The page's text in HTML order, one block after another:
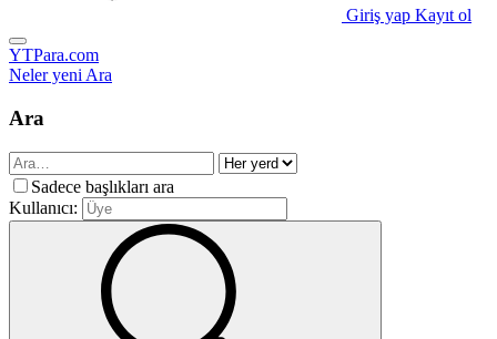
Giriş yap Kayıt ol
YTPara.com
Neler yeniAra
Ara
Sadece başlıkları ara
Kullanıcı: